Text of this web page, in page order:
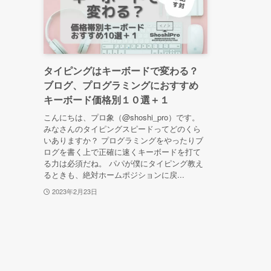
タイピングはキーボードで変わる？
ブログ、プログラミングにおすすめ
キーボード価格別１０選＋１
こんにちは、プロ象（@shoshi_pro）です。
みなさんのタイピングスピードってどのくら
いありますか？ プログラミングをやったりブ
ログを書く上で正確に速くキーボードを打て
る力は必須だね。 パパが僕にタイピング教え
るときも、絶対ホームポジションに戻...
2023年2月23日